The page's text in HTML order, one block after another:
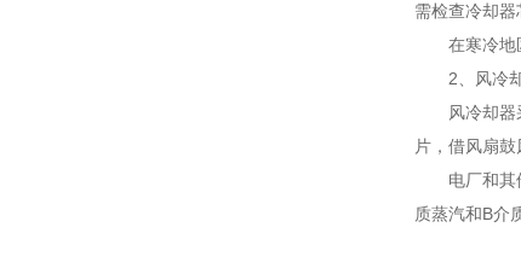
需检查冷却器
在寒冷地
2、风冷
风冷却
片，借风扇鼓
电厂和
质蒸汽和B介